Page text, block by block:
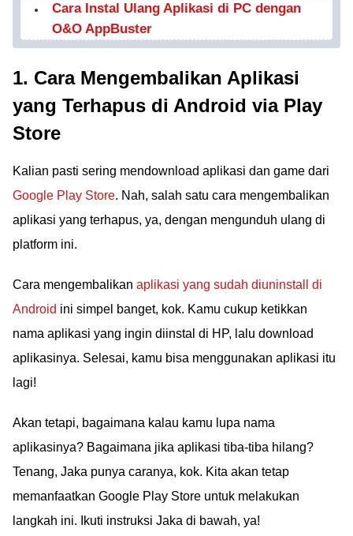
Cara Instal Ulang Aplikasi di PC dengan
O&O AppBuster
1. Cara Mengembalikan Aplikasi
yang Terhapus di Android via Play
Store
Kalian pasti sering mendownload aplikasi dan game dari
Google Play Store. Nah, salah satu cara mengembalikan
aplikasi yang terhapus, ya, dengan mengunduh ulang di
platform ini.
Cara mengembalikan aplikasi yang sudah diuninstall di
Android ini simpel banget, kok. Kamu cukup ketikkan
nama aplikasi yang ingin diinstal di HP, lalu download
aplikasinya. Selesai, kamu bisa menggunakan aplikasi itu
lagi!
Akan tetapi, bagaimana kalau kamu lupa nama
aplikasinya? Bagaimana jika aplikasi tiba-tiba hilang?
Tenang, Jaka punya caranya, kok. Kita akan tetap
memanfaatkan Google Play Store untuk melakukan
langkah ini. Ikuti instruksi Jaka di bawah, ya!